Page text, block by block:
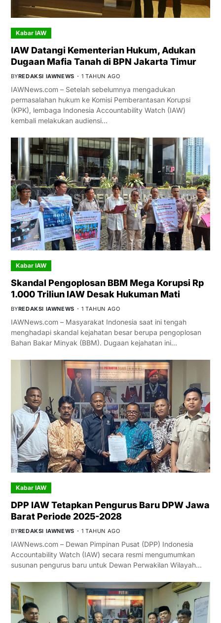
Kabar IAW
IAW Datangi Kementerian Hukum, Adukan
Dugaan Mafia Tanah di BPN Jakarta Timur
BYREDAKSI IAWNEWS 1 TAHUN AGO
IAWNews.com – Setelah sebelumnya mengadukan
permasalahan hukum ke Komisi Pemberantasan Korupsi
(KPK), lembaga Indonesia Accountability Watch (IAW)
kembali melakukan audiensi…
Kabar IAW
Skandal Pengoplosan BBM Mega Korupsi Rp
1.000 Triliun IAW Desak Hukuman Mati
BYREDAKSI IAWNEWS 1 TAHUN AGO
IAWNews.com – Masyarakat Indonesia saat ini tengah
menghadapi skandal kejahatan besar berupa pengoplosan
Bahan Bakar Minyak (BBM). Dugaan kejahatan ini…
Kabar IAW
DPP IAW Tetapkan Pengurus Baru DPW Jawa
Barat Periode 2025-2028
BYREDAKSI IAWNEWS 1 TAHUN AGO
IAWNews.com – Dewan Pimpinan Pusat (DPP) Indonesia
Accountability Watch (IAW) secara resmi mengumumkan
susunan pengurus baru untuk Dewan Perwakilan Wilayah…